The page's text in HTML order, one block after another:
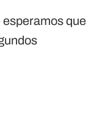
esperamos que